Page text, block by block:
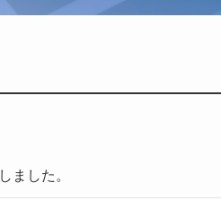
ました。